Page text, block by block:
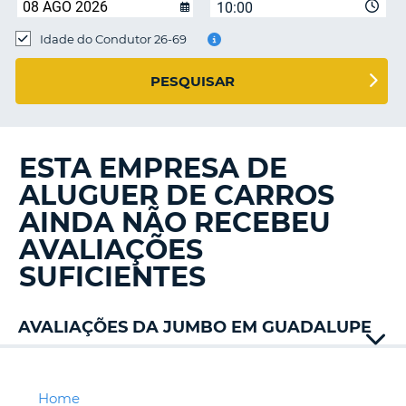
E
10:00
Idade do Condutor 26-69
PESQUISAR
ESTA EMPRESA DE
ALUGUER DE CARROS
AINDA NÃO RECEBEU
AVALIAÇÕES
SUFICIENTES
AVALIAÇÕES DA JUMBO EM GUADALUPE
Rentacar
Home